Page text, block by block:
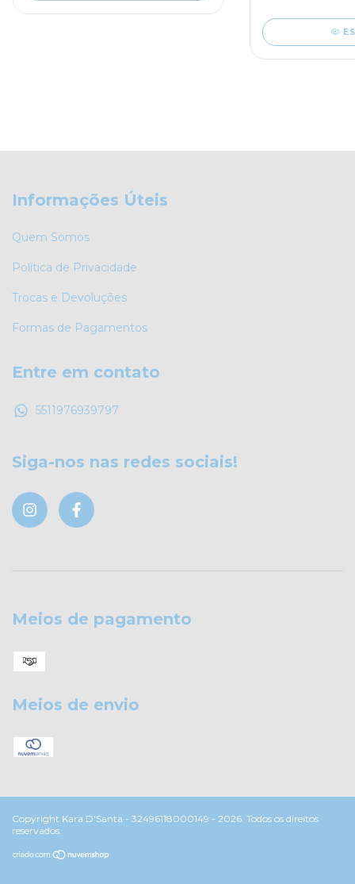
Informações Úteis
Quem Somos
Política de Privacidade
Trocas e Devoluções
Formas de Pagamentos
Entre em contato
5511976939797
Siga-nos nas redes sociais!
Meios de pagamento
Meios de envio
Copyright Kara D'Santa - 32496118000149 - 2026. Todos os direitos
reservados.